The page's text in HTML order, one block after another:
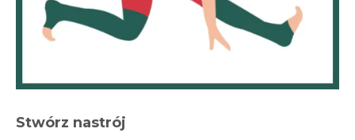
Stwórz nastrój